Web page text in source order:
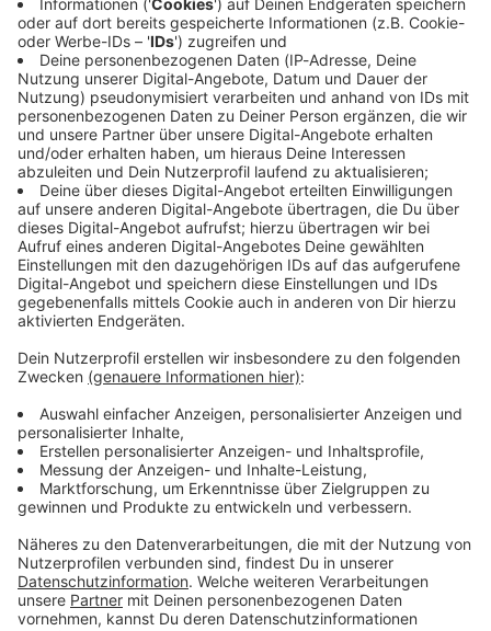
Immer auf dem Laufenden
bleiben!
Verpass' nichts mehr - mit unserem kostenlosen
ANTENNE BAYERN Newsletter. Ob Nachrichten,
Lifestyle oder unsere neuesten Aktionen - wir
informieren dich.
Zum Newsletter anmelden